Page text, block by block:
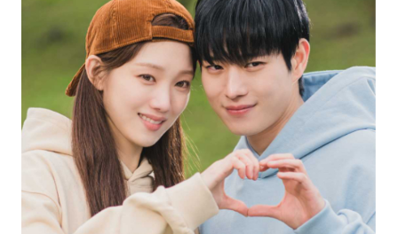
起
活
出
自
己
的
妳
生
誌。
最